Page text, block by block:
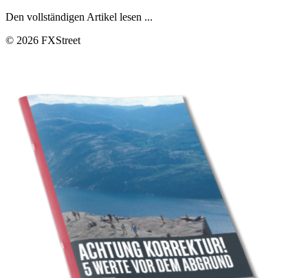
Den vollständigen Artikel lesen ...
© 2026 FXStreet